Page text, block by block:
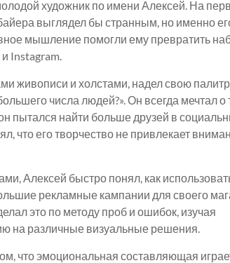
художник по имени Алексей. На
выглядел бы странным, но именно
мышление помогли ему превратить
Instagram.
живописи и холстами, надел свою
числа людей?». Он всегда мечтал о
пытался найти больше друзей в
что его творчество не привлекает
Алексей быстро понял, как
рекламные кампании для своего
это по методу проб и ошибок, изучая
на различные визуальные решения.
что эмоциональная составляющая